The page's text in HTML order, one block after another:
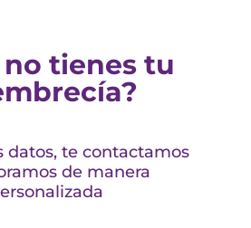
tienes tu
datos, te contactamos
de manera